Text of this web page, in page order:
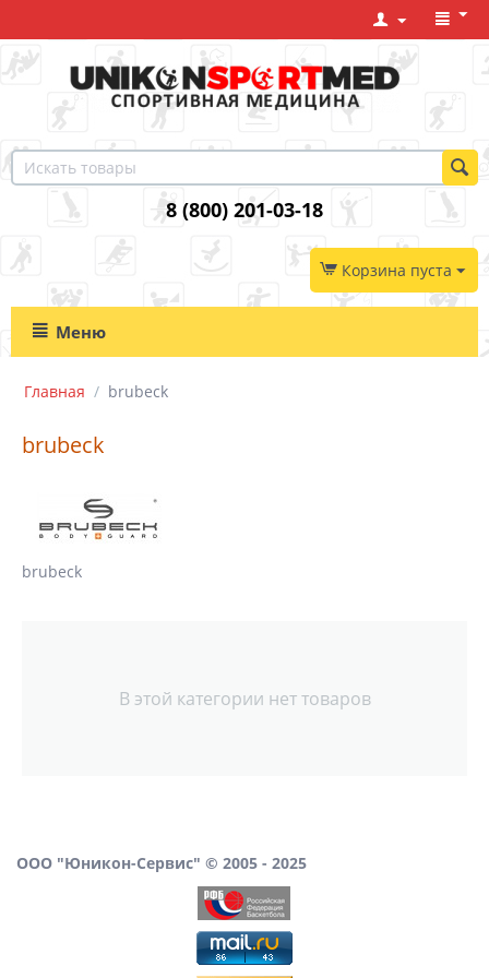
8 (800) 201-03-18
Корзина пуста
Меню
Главная / brubeck
brubeck
brubeck
В этой категории нет товаров
ООО "Юникон-Сервис" © 2005 - 2025